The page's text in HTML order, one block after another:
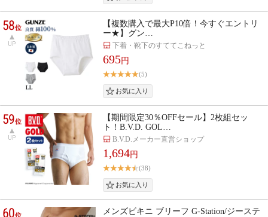
58位
UP
【複数購入で最大P10倍！今すぐエントリ
ー★】グン…
下着・靴下のすててこねっと
695円
(5)
59位
UP
【期間限定30％OFFセール】2枚組セッ
ト！B.V.D. GOL…
B.V.D.メーカー直営ショップ
1,694円
(38)
60位
メンズビキニ ブリーフ G-Station/ジーステ